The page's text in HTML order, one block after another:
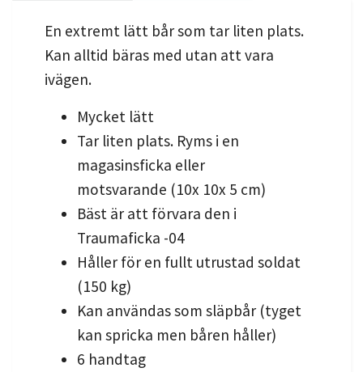
En extremt lätt bår som tar liten plats.
Kan alltid bäras med utan att vara
ivägen.
Mycket lätt
Tar liten plats. Ryms i en
magasinsficka eller
motsvarande (10x 10x 5 cm)
Bäst är att förvara den i
Traumaficka -04
Håller för en fullt utrustad soldat
(150 kg)
Kan användas som släpbår (tyget
kan spricka men båren håller)
6 handtag